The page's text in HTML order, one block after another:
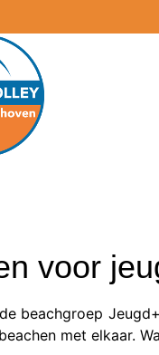
voor
beachgroep
met elkaar.